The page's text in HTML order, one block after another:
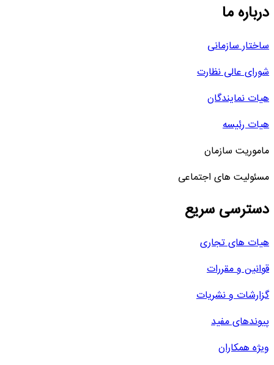
درباره ما
ساختار سازمانی
شورای عالی نظارت
هیات نمایندگان
هیات رئیسه
ماموریت سازمان
مسئولیت های اجتماعی
دسترسی سریع
هیات های تجاری
قوانین و مقررات
گزارشات و نشریات
پیوندهای مفید
ویژه همکاران